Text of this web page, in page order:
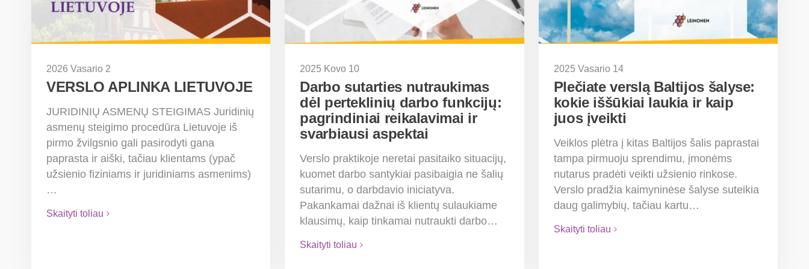
2026 Vasario 2
VERSLO APLINKA LIETUVOJE
JURIDINIŲ ASMENŲ STEIGIMAS Juridinių
asmenų steigimo procedūra Lietuvoje iš
pirmo žvilgsnio gali pasirodyti gana
paprasta ir aiški, tačiau klientams (ypač
užsienio fiziniams ir juridiniams asmenims)
…
Skaityti toliau
2025 Kovo 10
Darbo sutarties nutraukimas
dėl perteklinių darbo funkcijų:
pagrindiniai reikalavimai ir
svarbiausi aspektai
Verslo praktikoje neretai pasitaiko situacijų,
kuomet darbo santykiai pasibaigia ne šalių
sutarimu, o darbdavio iniciatyva.
Pakankamai dažnai iš klientų sulaukiame
klausimų, kaip tinkamai nutraukti darbo…
Skaityti toliau
2025 Vasario 14
Plečiate verslą Baltijos šalyse:
kokie iššūkiai laukia ir kaip
juos įveikti
Veiklos plėtra į kitas Baltijos šalis paprastai
tampa pirmuoju sprendimu, įmonėms
nutarus pradėti veikti užsienio rinkose.
Verslo pradžia kaimyninėse šalyse suteikia
daug galimybių, tačiau kartu…
Skaityti toliau